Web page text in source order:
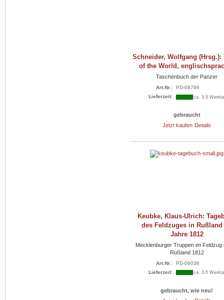
Schneider, Wolfgang (Hrsg.):
of the World,
Taschenbuch der Panzer
Art.Nr.:
PD-08766
Lieferzeit:
ca. 3-5
gebraucht
Jetzt kaufen Details
Keubke, Klaus-Ulrich:
des Feldzuges in
Jahre 1812
Mecklenburger Truppen im Feldzug
Rußland 1812
Art.Nr.:
PD-06036
Lieferzeit:
ca. 3-5
gebraucht, wie neu!